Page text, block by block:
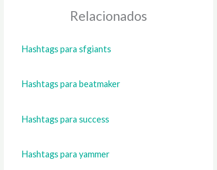
Relacionados
Hashtags para sfgiants
Hashtags para beatmaker
Hashtags para success
Hashtags para yammer